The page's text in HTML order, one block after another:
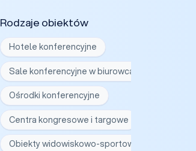
Rodzaje obiektów
Hotele konferencyjne
Sale konferencyjne w biurowcach
Ośrodki konferencyjne
Centra kongresowe i targowe
Obiekty widowiskowo-sportowe